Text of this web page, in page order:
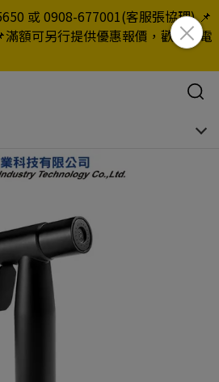
或 0908-677001(客服張協理) 📌
額可另行提供優惠報價，歡迎來電